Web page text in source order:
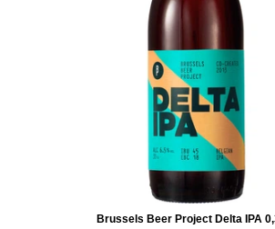
Brussels Beer Project Delta IPA